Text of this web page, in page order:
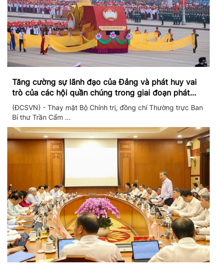
Tăng cường sự lãnh đạo của Đảng và phát huy vai
trò của các hội quần chúng trong giai đoạn phát
triển mới
(ĐCSVN) - Thay mặt Bộ Chính trị, đồng chí Thường trực Ban
Bí thư Trần Cẩm ...